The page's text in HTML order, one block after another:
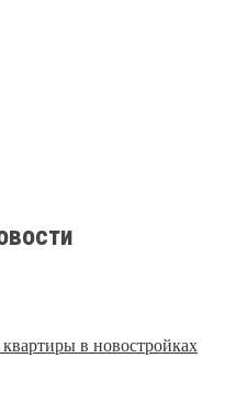
в новостройках